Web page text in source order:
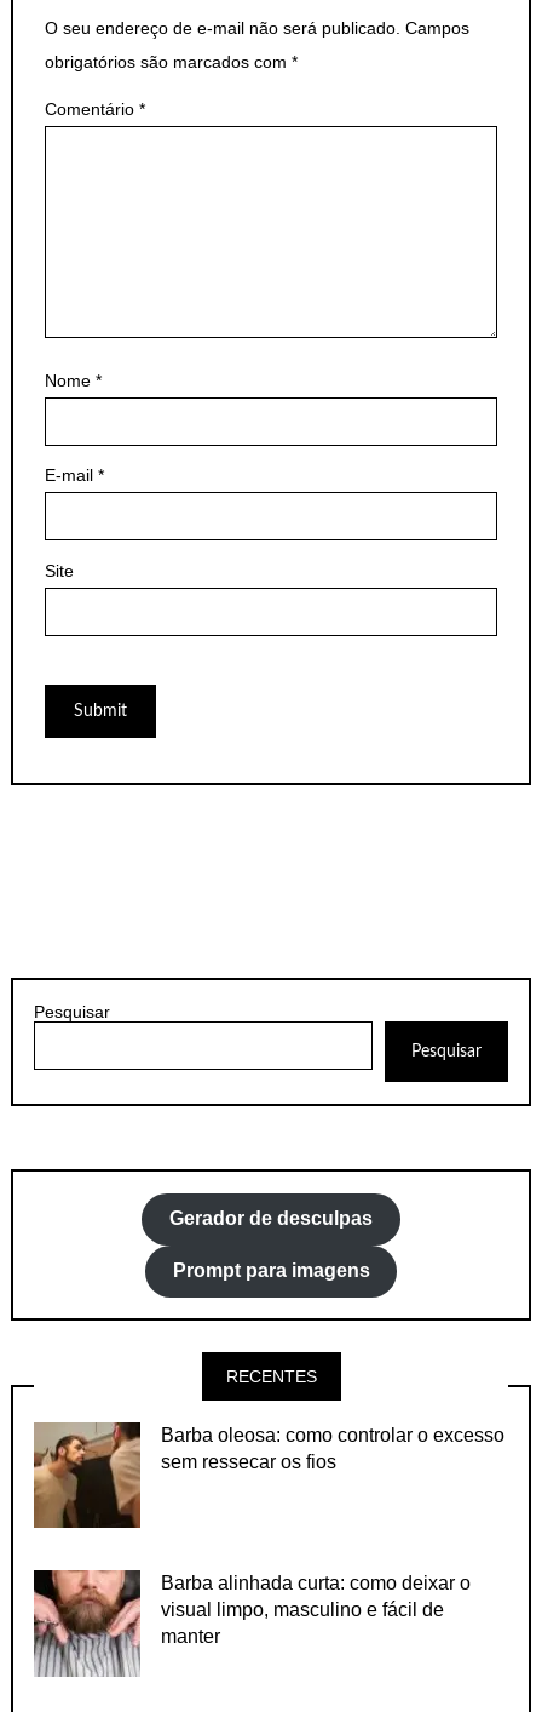
O seu endereço de e-mail não será publicado. Campos
obrigatórios são marcados com *
Comentário *
Nome *
E-mail *
Site
Pesquisar
Pesquisar
Gerador de desculpas
Prompt para imagens
RECENTES
Barba oleosa: como controlar o excesso
sem ressecar os fios
Barba alinhada curta: como deixar o
visual limpo, masculino e fácil de
manter